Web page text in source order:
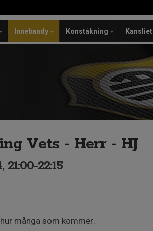
Innebandy Konståkning Kansliet
Vets - Herr - HJ
22:15
många som kommer.